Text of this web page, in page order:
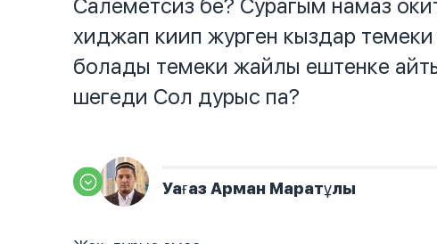
Салеметсиз бе? Сурагым намаз
хиджап киип журген кыздар
болады темеки жайлы ештенке
шегеди Сол дурыс па?
Уағаз Арман Маратұлы